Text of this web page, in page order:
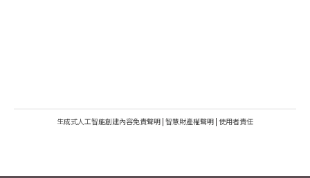
生成式人工智能創建內容免責聲明 | 智慧財產權聲明 | 使用者責任